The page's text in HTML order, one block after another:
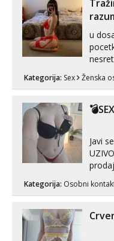
u
volim
Kategorija: Sex Ženska
Javi
UZIVO! Radim videopozive,
Kategorija: Osobni